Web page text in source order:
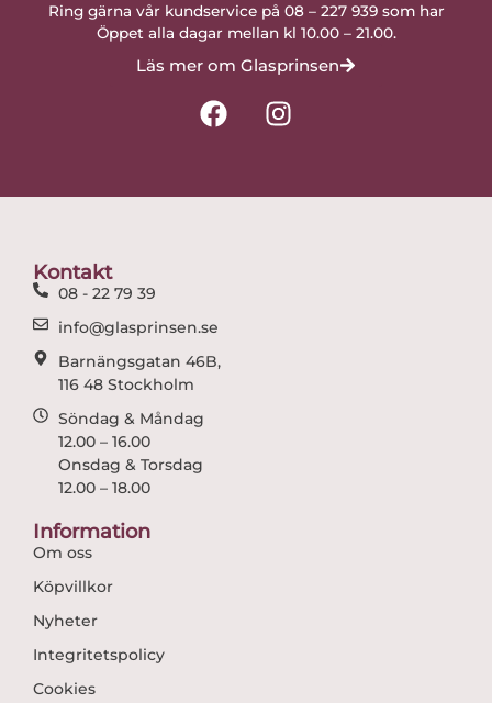
Ring gärna vår kundservice på 08 – 227 939 som har
Öppet alla dagar mellan kl 10.00 – 21.00.
Läs mer om Glasprinsen
F
a
I
n
Kontakt
08 - 22 79 39
info@glasprinsen.se
Barnängsgatan 46B,
116 48 Stockholm
Söndag & Måndag
12.00 – 16.00
Onsdag & Torsdag
12.00 – 18.00
Information
Om oss
Köpvillkor
Nyheter
Integritetspolicy
Cookies